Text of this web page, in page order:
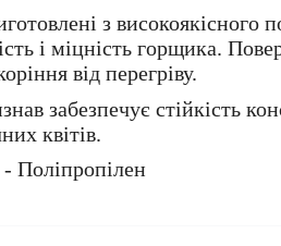
з високоякісного
і міцність горщика.
від перегріву.
забезпечує стійкість
квітів.
Поліпропілен